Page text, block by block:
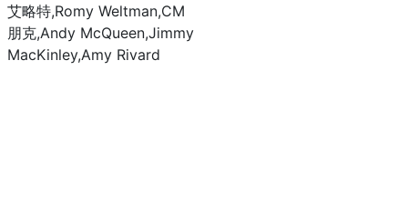
艾略特,Romy Weltman,CM
朋克,Andy McQueen,Jimmy
MacKinley,Amy Rivard